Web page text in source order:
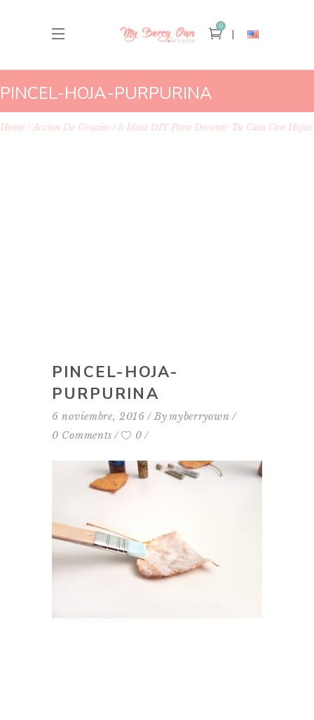
0
PINCEL-HOJA-PURPURINA
Home Acción De Gracias 5 Ideas DIY Para Decorar Tu Casa Con
PINCEL-HOJA-
PURPURINA
6 noviembre, 2016 Bymyberryown
0 Comments
0